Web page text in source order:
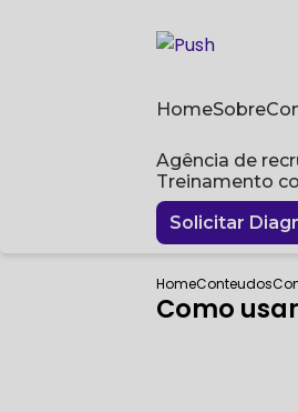
Home Sobre
Agência de
Treinamento
Solicitar
HomeConteudos
Como